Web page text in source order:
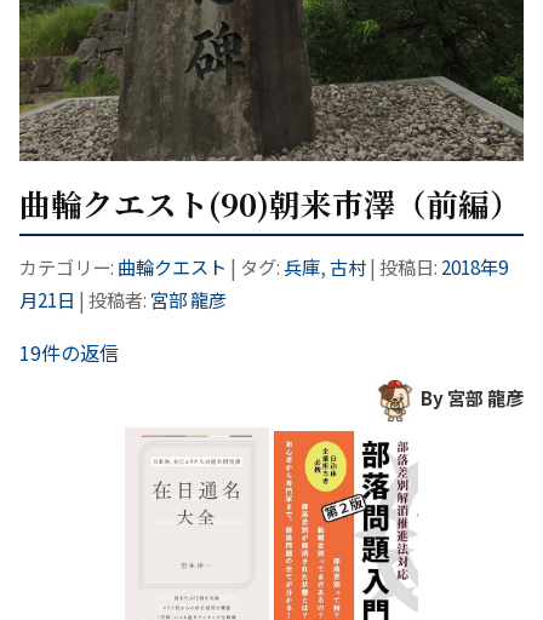
曲輪クエスト(90)朝来市澤（前編）
カテゴリー: 曲輪クエスト | タグ:兵庫,古村| 投稿日: 2018年9
月21日 | 投稿者: 宮部 龍彦
19件の返信
By 宮部 龍彦